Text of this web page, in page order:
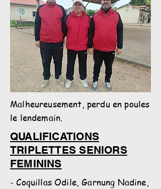
Malheureusement, perdu en poules
le lendemain.
QUALIFICATIONS
TRIPLETTES SENIORS
FEMININS
- Coquillas Odile, Garnung Nadine,